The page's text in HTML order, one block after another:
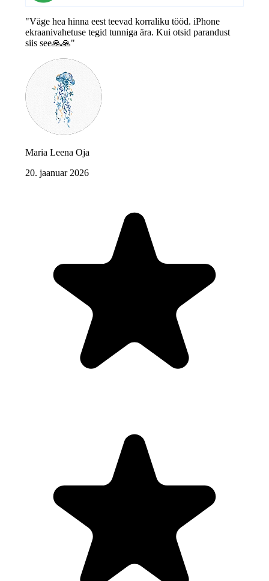
"Väge hea hinna eest teevad korraliku tööd. iPhone
ekraanivahetuse tegid tunniga ära. Kui otsid parandust
siis see🙏🙏"
Maria Leena Oja
20. jaanuar 2026